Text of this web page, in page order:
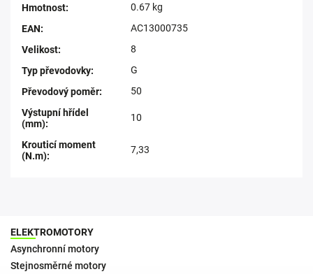
Hmotnost:
0.67 kg
EAN:
AC13000735
Velikost:
8
Typ převodovky:
G
Převodový poměr:
50
Výstupní hřídel
(mm):
10
Krouticí moment
(N.m):
7,33
ELEKTROMOTORY
Asynchronní motory
Stejnosměrné motory